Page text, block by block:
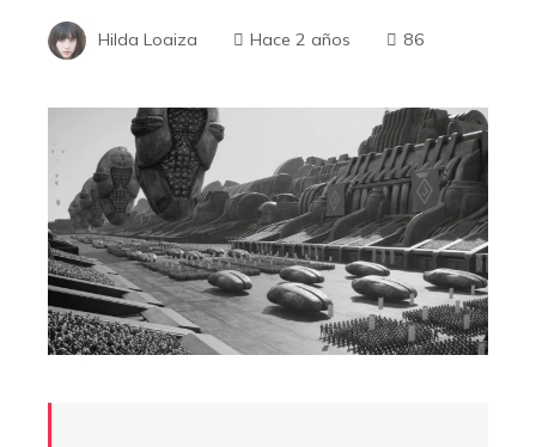
Hilda Loaiza Hace 2 años 86